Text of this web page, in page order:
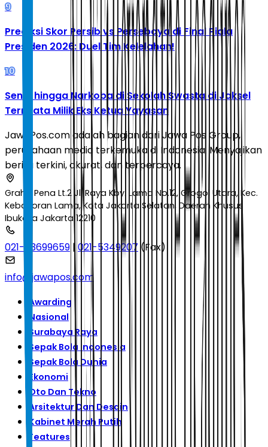
9
Prediksi Skor Persib vs Persebaya di Final Piala
Presiden 2026: Duel Tim Kelelahan!
10
Senpi hingga Narkoba di Sekolah Swasta di Jaksel
Ternyata Milik Eks Ketua Yayasan
JawaPos.com adalah bagian dari Jawa Pos Group,
perusahaan media terkemuka di Indonesia. Menyajikan
berita terkini, akurat, dan terpercaya.
Graha Pena Lt.2 Jl. Raya Kby. Lama No.12, Grogol Utara, Kec.
Kebayoran Lama, Kota Jakarta Selatan, Daerah Khusus
Ibukota Jakarta 12210
021-53699659 |021-5349207 (Fax)
info@jawapos.com
Awarding
Nasional
Surabaya Raya
Sepak Bola Indonesia
Sepak Bola Dunia
Ekonomi
Oto Dan Tekno
Arsitektur Dan Desain
Kabinet Merah Putih
Features